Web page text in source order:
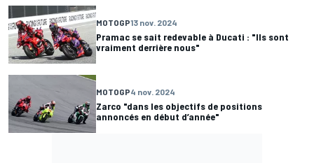
MOTOGP13 nov. 2024
Pramac se sait redevable à Ducati : "Ils sont
vraiment derrière nous"
MOTOGP4 nov. 2024
Zarco "dans les objectifs de positions
annoncés en début d’année"